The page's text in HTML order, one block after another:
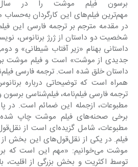
شخصیت دو داستان از ژرژ برنانوس،
جدیدی از موشت» است و فیلم موشت
همراه است که توضیحاتی درباره
ترجمه فارسی
مطبوعات، ازجمله این ضمائم است. در
برخی صحنه‌های فیلم موشت
فیلم. در یکی از